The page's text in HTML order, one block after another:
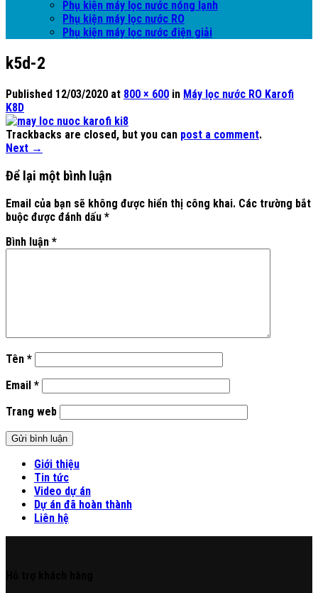
Phụ kiện máy lọc nước nóng lạnh
Phụ kiện máy lọc nước RO
Phụ kiện máy lọc nước điện giải
k5d-2
Published 12/03/2020 at 800 × 600 in Máy lọc nước RO Karofi
K8D
Trackbacks are closed, but you can post a comment.
Next →
Để lại một bình luận
Email của bạn sẽ không được hiển thị công khai. Các trường bắt
buộc được đánh dấu *
Bình luận *
Tên *
Email *
Trang web
Giới thiệu
Tin tức
Video dự án
Dự án đã hoàn thành
Liên hệ